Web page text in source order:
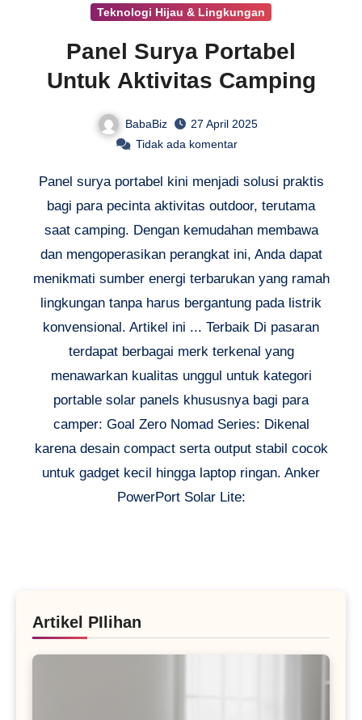
Teknologi Hijau & Lingkungan
Panel Surya Portabel
Untuk Aktivitas Camping
BabaBiz
27 April 2025
Tidak ada komentar
Panel surya portabel kini menjadi solusi praktis
bagi para pecinta aktivitas outdoor, terutama
saat camping. Dengan kemudahan membawa
dan mengoperasikan perangkat ini, Anda dapat
menikmati sumber energi terbarukan yang ramah
lingkungan tanpa harus bergantung pada listrik
konvensional. Artikel ini ... Terbaik Di pasaran
terdapat berbagai merk terkenal yang
menawarkan kualitas unggul untuk kategori
portable solar panels khususnya bagi para
camper: Goal Zero Nomad Series: Dikenal
karena desain compact serta output stabil cocok
untuk gadget kecil hingga laptop ringan. Anker
PowerPort Solar Lite:
Artikel PIlihan